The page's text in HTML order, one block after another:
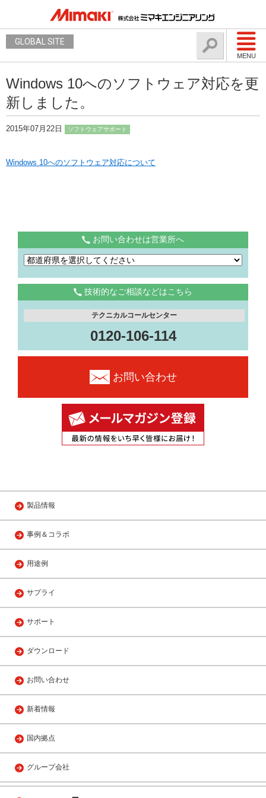
MENU
GLOBAL SITE
Windows 10へのソフトウェア対応を更
新しました。
2015年07月22日 ソフトウェアサポート
Windows 10へのソフトウェア対応について
お問い合わせは営業所へ
技術的なご相談などはこちら
テクニカルコールセンター
0120-106-114
お問い合わせ
製品情報
事例＆コラボ
用途例
サプライ
サポート
ダウンロード
お問い合わせ
新着情報
国内拠点
グループ会社